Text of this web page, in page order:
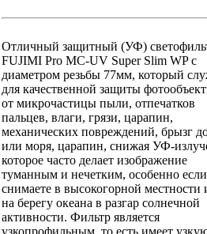
Отличный защитный (УФ)
FUJIMI Pro MC-UV Super Slim WP с
диаметром резьбы 77мм, который
для качественной защиты
от микрочастицы пыли, отпечатков
пальцев, влаги, грязи, царапин,
механических повреждений, брызг
или моря, царапин, снижая УФ-
которое часто делает изображение
туманным и нечетким, особенно
снимаете в высокогорной местности
на берегу океана в разгар солнечной
активности. Фильтр является
узкопрофильным, то есть имеет